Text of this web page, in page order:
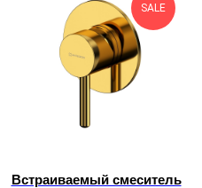
SALE
Встраиваемый смеситель